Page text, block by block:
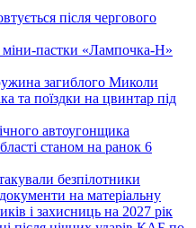
після чергового
міни-пастки «Лампочка-Н»
загиблого Миколи
та поїздки на цвинтар під
автоугонщика
станом на ранок 6
безпілотники
на матеріальну
і захисниць на 2027 рік